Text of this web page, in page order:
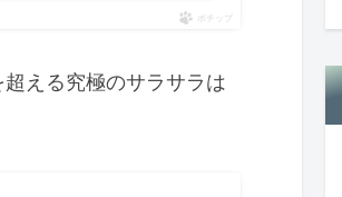
ポチップ
える究極のサラサラは